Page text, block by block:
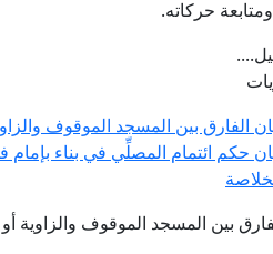
حركاته.
الفارق بين المسجد الموقوف
حكم ائتمام المصلِّي في بناء
بين المسجد الموقوف والزاوية